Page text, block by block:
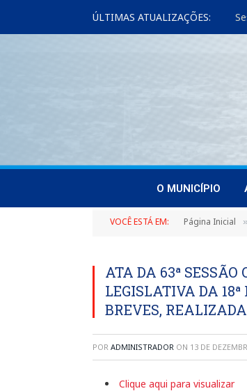
ÚLTIMAS ATUALIZAÇÕES:
O MUNICÍPIO
VOCÊ ESTÁ EM: Página Inicial »
ATA DA 63ª SESSÃO
LEGISLATIVA DA
BREVES,
POR ADMINISTRADOR ON 13 DE
Clique aqui para visualizar